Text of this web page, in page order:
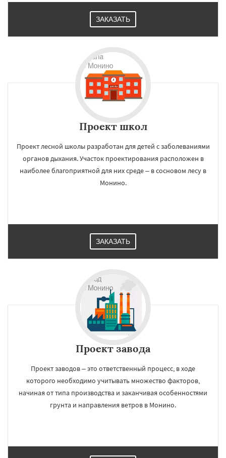
×
Некрасовское
Обухово
Правдинский Решетниково
Фосфоритный Фряново
Черусти
Шаховская
ЗАКАЗАТЬ
Проект школ
Проект лесной школы разработан для детей с заболеваниями
органов дыхания. Участок проектирования расположен в
наиболее благоприятной для них среде – в сосновом лесу в
Монино.
ЗАКАЗАТЬ
Проект завода
Проект заводов – это ответственный процесс, в ходе
которого необходимо учитывать множество факторов,
начиная от типа производства и заканчивая особенностями
грунта и направления ветров в Монино.
×